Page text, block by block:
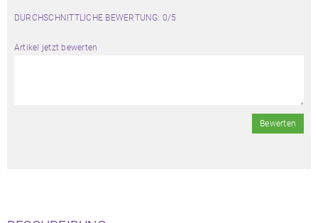
DURCHSCHNITTLICHE BEWERTUNG: 0/5
Artikel jetzt bewerten
Bewerten